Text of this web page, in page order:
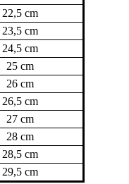
22,5 cm
23,5 cm
24,5 cm
25 cm
26 cm
26,5 cm
27 cm
28 cm
28,5 cm
29,5 cm